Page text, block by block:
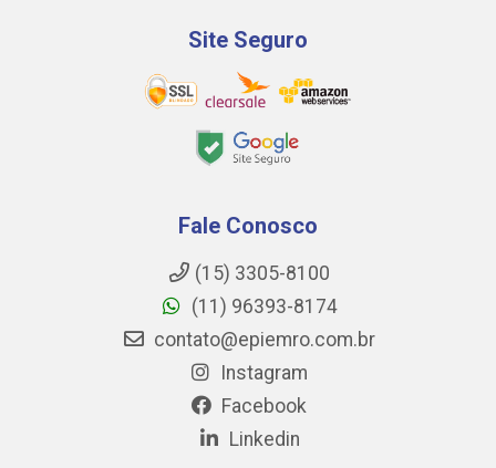
Site Seguro
Fale Conosco
(15) 3305-8100
(11) 96393-8174
contato@epiemro.com.br
Instagram
Facebook
Linkedin